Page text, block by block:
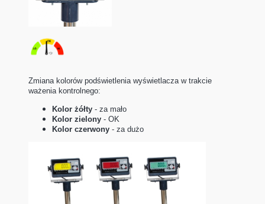
Zmiana kolorów podświetlenia wyświetlacza w trakcie
ważenia kontrolnego:
Kolor żółty - za mało
Kolor zielony - OK
Kolor czerwony - za dużo